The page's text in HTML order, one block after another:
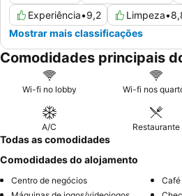
Experiência•9,2 Limpeza•
Mostrar mais classificações
Comodidades principais
Wi-fi no lobby Wi-fi nos
A/C Restaurante
Todas as comodidades
Comodidades do alojamento
Centro de negócios
Café